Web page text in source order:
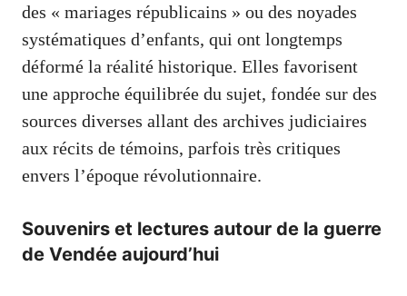
des « mariages républicains » ou des noyades
systématiques d’enfants, qui ont longtemps
déformé la réalité historique. Elles favorisent
une approche équilibrée du sujet, fondée sur des
sources diverses allant des archives judiciaires
aux récits de témoins, parfois très critiques
envers l’époque révolutionnaire.
Souvenirs et lectures autour de la guerre
de Vendée aujourd’hui